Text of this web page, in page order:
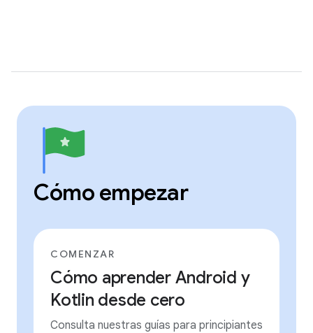
Cómo empezar
COMENZAR
Cómo aprender Android y
Kotlin desde cero
Consulta nuestras guías para principiantes